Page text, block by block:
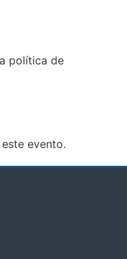
política de
evento.